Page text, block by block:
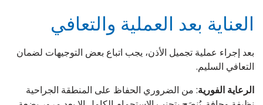
العناية بعد العملية والتعافي
بعد إجراء عملية تجميل الأذن، يجب اتباع بعض التوجيهات لضمان
التعافي السليم.
الرعاية الفورية: من الضروري الحفاظ على المنطقة الجراحية